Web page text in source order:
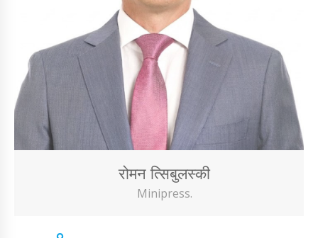
रोमन त्सिबुलस्की
Minipress.